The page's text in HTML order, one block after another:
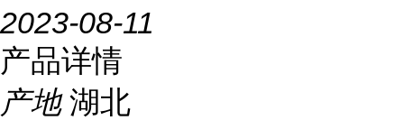
2023-08-11
产品详情
产地 湖北